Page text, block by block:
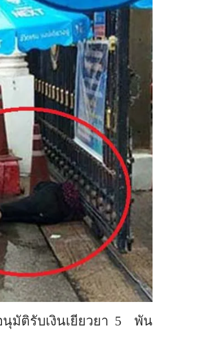
มัติรับเงินเยียวยา 5 พัน